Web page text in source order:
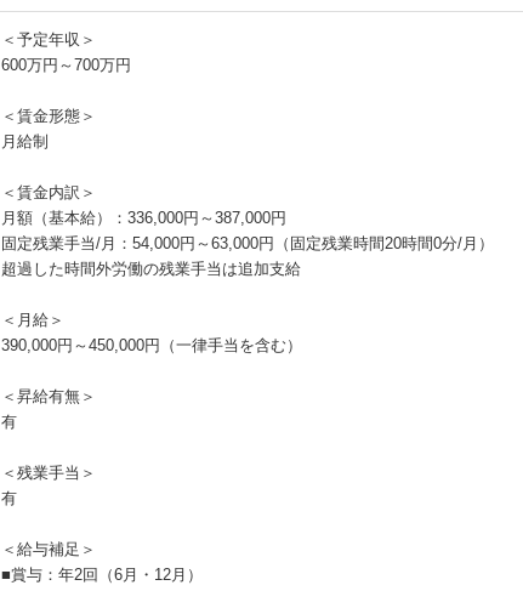
＜予定年収＞
600万円～700万円
＜賃金形態＞
月給制
＜賃金内訳＞
月額（基本給）：336,000円～387,000円
固定残業手当/月：54,000円～63,000円（固定残業時間20時間0分/月）
超過した時間外労働の残業手当は追加支給
＜月給＞
390,000円～450,000円（一律手当を含む）
＜昇給有無＞
有
＜残業手当＞
有
＜給与補足＞
■賞与：年2回（6月・12月）